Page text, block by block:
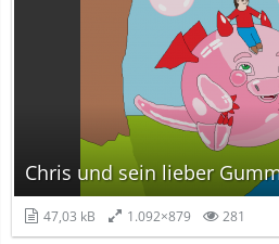
47,03 kB 1.092×879 281